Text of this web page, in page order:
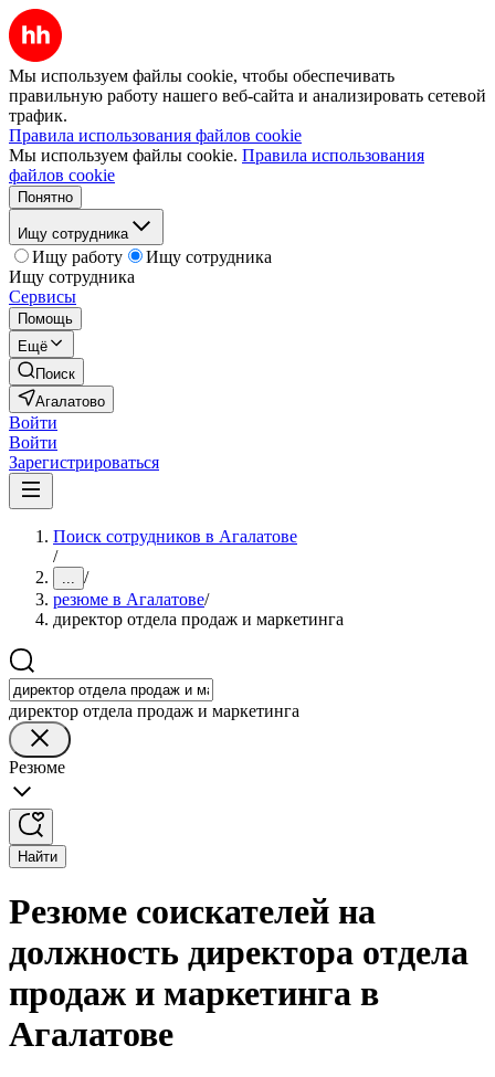
Мы используем файлы cookie, чтобы обеспечивать
правильную работу нашего веб-сайта и анализировать сетевой
трафик.
Правила использования файлов cookie
Мы используем файлы cookie. Правила использования
файлов cookie
Понятно
Ищу сотрудника
Ищу работу
Ищу сотрудника
Ищу сотрудника
Сервисы
Помощь
Ещё
Поиск
Агалатово
Войти
Войти
Зарегистрироваться
Поиск сотрудников в Агалатове
/
... /
резюме в Агалатове/
директор отдела продаж и маркетинга
директор отдела продаж и маркетинга
Резюме
Найти
Резюме соискателей на
должность директора отдела
продаж и маркетинга в
Агалатове